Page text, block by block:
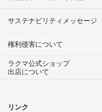
サステナビリティメッセージ
権利侵害について
ラクマ公式ショップ
出店について
リンク